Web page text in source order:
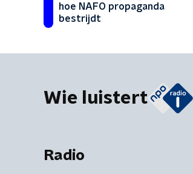
hoe NAFO propaganda
bestrijdt
Wie luistert
Radio